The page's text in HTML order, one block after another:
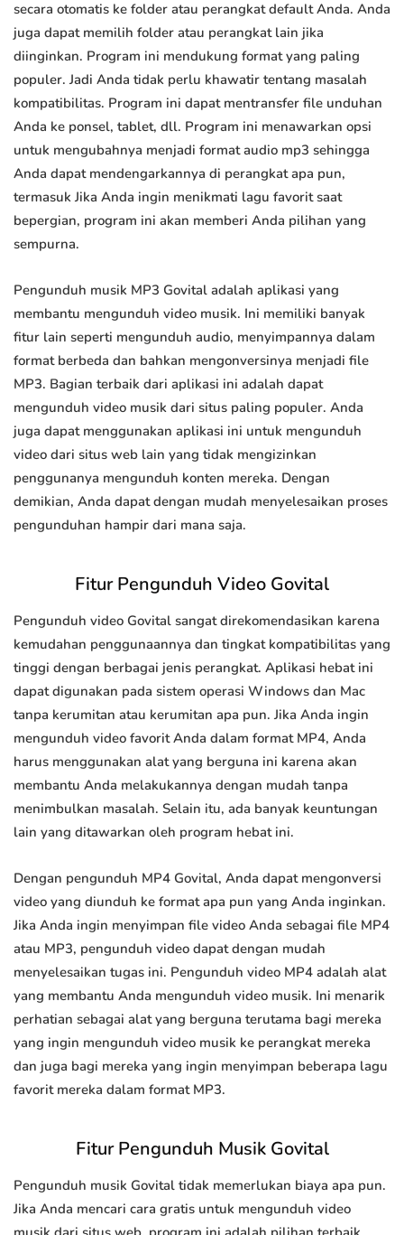
secara otomatis ke folder atau perangkat default Anda. Anda
juga dapat memilih folder atau perangkat lain jika
diinginkan. Program ini mendukung format yang paling
populer. Jadi Anda tidak perlu khawatir tentang masalah
kompatibilitas. Program ini dapat mentransfer file unduhan
Anda ke ponsel, tablet, dll. Program ini menawarkan opsi
untuk mengubahnya menjadi format audio mp3 sehingga
Anda dapat mendengarkannya di perangkat apa pun,
termasuk Jika Anda ingin menikmati lagu favorit saat
bepergian, program ini akan memberi Anda pilihan yang
sempurna.
Pengunduh musik MP3 Govital adalah aplikasi yang
membantu mengunduh video musik. Ini memiliki banyak
fitur lain seperti mengunduh audio, menyimpannya dalam
format berbeda dan bahkan mengonversinya menjadi file
MP3. Bagian terbaik dari aplikasi ini adalah dapat
mengunduh video musik dari situs paling populer. Anda
juga dapat menggunakan aplikasi ini untuk mengunduh
video dari situs web lain yang tidak mengizinkan
penggunanya mengunduh konten mereka. Dengan
demikian, Anda dapat dengan mudah menyelesaikan proses
pengunduhan hampir dari mana saja.
Fitur Pengunduh Video Govital
Pengunduh video Govital sangat direkomendasikan karena
kemudahan penggunaannya dan tingkat kompatibilitas yang
tinggi dengan berbagai jenis perangkat. Aplikasi hebat ini
dapat digunakan pada sistem operasi Windows dan Mac
tanpa kerumitan atau kerumitan apa pun. Jika Anda ingin
mengunduh video favorit Anda dalam format MP4, Anda
harus menggunakan alat yang berguna ini karena akan
membantu Anda melakukannya dengan mudah tanpa
menimbulkan masalah. Selain itu, ada banyak keuntungan
lain yang ditawarkan oleh program hebat ini.
Dengan pengunduh MP4 Govital, Anda dapat mengonversi
video yang diunduh ke format apa pun yang Anda inginkan.
Jika Anda ingin menyimpan file video Anda sebagai file MP4
atau MP3, pengunduh video dapat dengan mudah
menyelesaikan tugas ini. Pengunduh video MP4 adalah alat
yang membantu Anda mengunduh video musik. Ini menarik
perhatian sebagai alat yang berguna terutama bagi mereka
yang ingin mengunduh video musik ke perangkat mereka
dan juga bagi mereka yang ingin menyimpan beberapa lagu
favorit mereka dalam format MP3.
Fitur Pengunduh Musik Govital
Pengunduh musik Govital tidak memerlukan biaya apa pun.
Jika Anda mencari cara gratis untuk mengunduh video